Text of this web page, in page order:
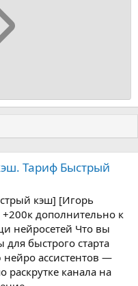
Тариф Быстрый
кэш] [Игорь
+200к дополнительно к
нейросетей Что вы
быстрого старта
ассистентов —
канала на